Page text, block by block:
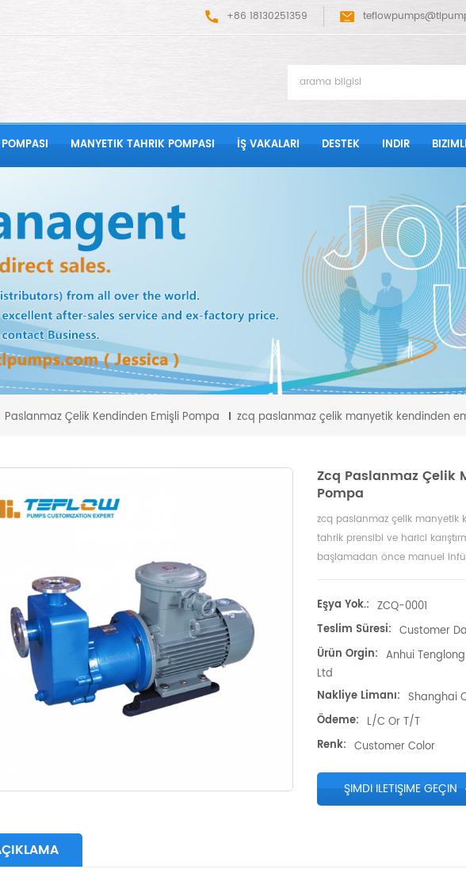
+86 18130251359
MANYETIK TAHRIK POMPASI İŞ VAKALARI DESTEK INDIR
Paslanmaz Çelik Kendinden Emişli Pompa zcq paslanmaz çelik manyetik kendinden
Zcq Paslanmaz Çelik
Pompa
zcq paslanmaz çelik
tahrik prensibi ve harici
başlamadan önce manuel
Eşya Yok.: ZCQ-0001
Teslim Süresi: Customer
Ürün Orgin: Anhui
Ltd
Nakliye Limanı: Shanghai
Ödeme: L/C Or T/T
Renk: Customer Color
ŞIMDI ILETIŞIME GEÇIN